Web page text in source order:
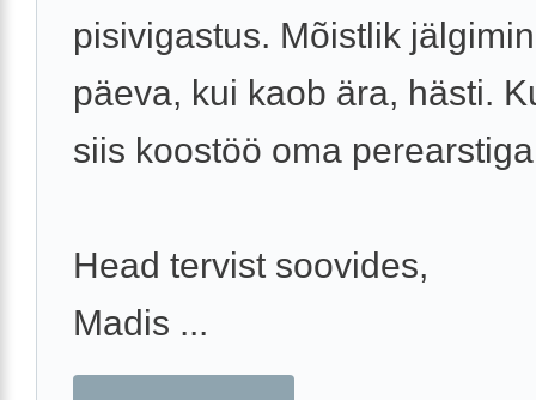
pisivigastus. Mõistlik
päeva, kui kaob ära, hästi.
siis koostöö oma
Head tervist soovides,
Madis ...